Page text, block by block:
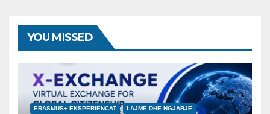
YOU MISSED
ERASMUS+ EKSPERIENCAT LAJME DHE NGJARJE